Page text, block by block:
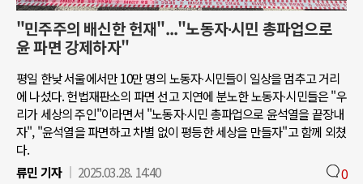
"민주주의 배신한 헌재"..."노동자∙시민 총파업으로
윤 파면 강제하자"
평일 한낮 서울에서만 10만 명의 노동자∙시민들이 일상을 멈추고 거리
에 나섰다. 헌법재판소의 파면 선고 지연에 분노한 노동자∙시민들은 "우
리가 세상의 주인"이라면서 "노동자∙시민 총파업으로 윤석열을 끝장내
자", "윤석열을 파면하고 차별 없이 평등한 세상을 만들자"고 함께 외쳤
다.
류민 기자
2025.03.28. 14:40 0